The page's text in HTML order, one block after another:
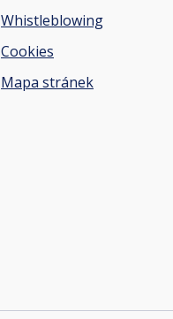
Whistleblowing
Cookies
Mapa stránek